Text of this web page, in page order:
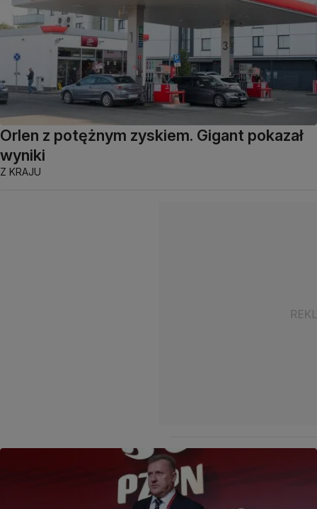
Orlen z potężnym zyskiem. Gigant pokazał
wyniki
Z KRAJU